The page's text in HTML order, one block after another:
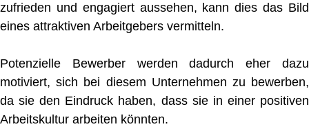
zufrieden und engagiert aussehen, kann dies das Bild
eines attraktiven Arbeitgebers vermitteln.
Potenzielle Bewerber werden dadurch eher dazu
motiviert, sich bei diesem Unternehmen zu bewerben,
da sie den Eindruck haben, dass sie in einer positiven
Arbeitskultur arbeiten könnten.